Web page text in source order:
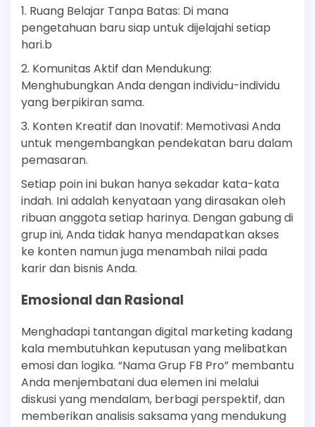
1. Ruang Belajar Tanpa Batas: Di mana
pengetahuan baru siap untuk dijelajahi setiap
hari.b
2. Komunitas Aktif dan Mendukung:
Menghubungkan Anda dengan individu-individu
yang berpikiran sama.
3. Konten Kreatif dan Inovatif: Memotivasi Anda
untuk mengembangkan pendekatan baru dalam
pemasaran.
Setiap poin ini bukan hanya sekadar kata-kata
indah. Ini adalah kenyataan yang dirasakan oleh
ribuan anggota setiap harinya. Dengan gabung di
grup ini, Anda tidak hanya mendapatkan akses
ke konten namun juga menambah nilai pada
karir dan bisnis Anda.
Emosional dan Rasional
Menghadapi tantangan digital marketing kadang
kala membutuhkan keputusan yang melibatkan
emosi dan logika. “Nama Grup FB Pro” membantu
Anda menjembatani dua elemen ini melalui
diskusi yang mendalam, berbagi perspektif, dan
memberikan analisis saksama yang mendukung